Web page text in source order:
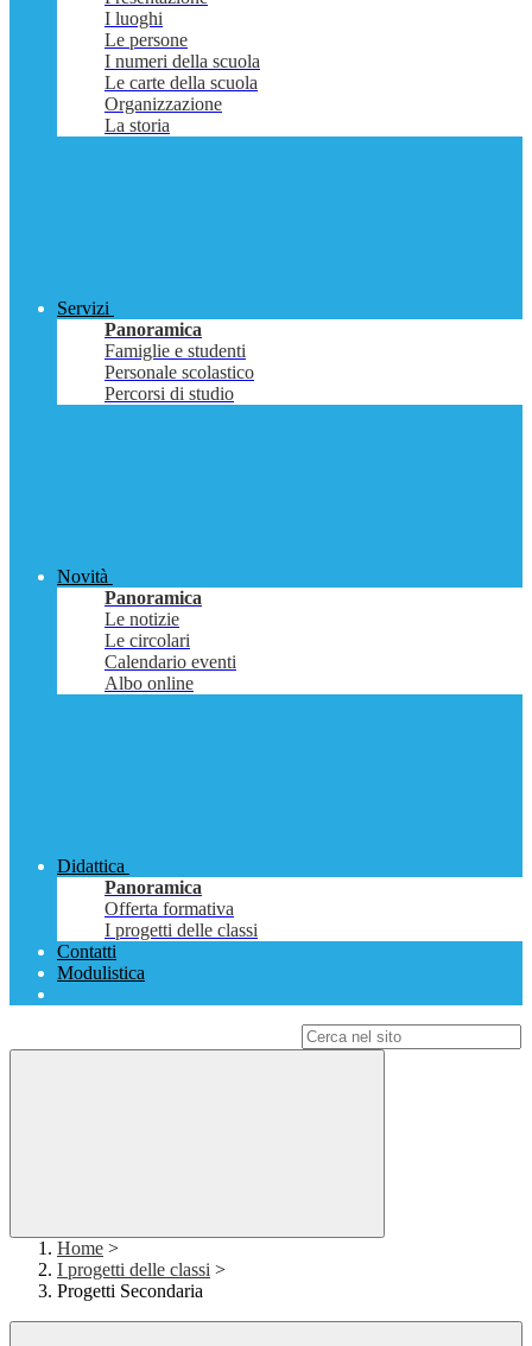
I luoghi
Le persone
I numeri della scuola
Le carte della scuola
Organizzazione
La storia
Servizi
Panoramica
Famiglie e studenti
Personale scolastico
Percorsi di studio
Novità
Panoramica
Le notizie
Le circolari
Calendario eventi
Albo online
Didattica
Panoramica
Offerta formativa
I progetti delle classi
Contatti
Modulistica
Home >
I progetti delle classi >
Progetti Secondaria